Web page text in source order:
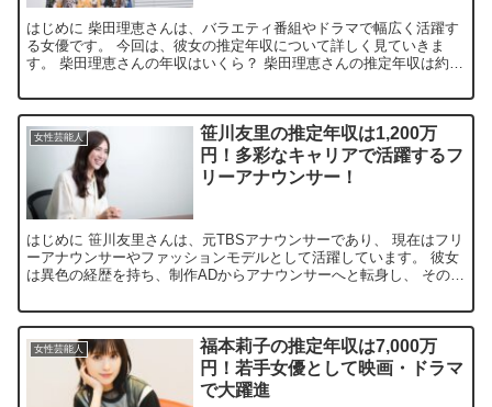
はじめに 柴田理恵さんは、バラエティ番組やドラマで幅広く活躍す
る女優です。 今回は、彼女の推定年収について詳しく見ていきま
す。 柴田理恵さんの年収はいくら？ 柴田理恵さんの推定年収は約
女性芸能人
笹川友里の推定年収は1,200万
円！多彩なキャリアで活躍するフ
リーアナウンサー！
はじめに 笹川友里さんは、元TBSアナウンサーであり、 現在はフリ
ーアナウンサーやファッションモデルとして活躍しています。 彼女
は異色の経歴を持ち、制作ADからアナウンサーへと転身し、 その明
女性芸能人
福本莉子の推定年収は7,000万
円！若手女優として映画・ドラマ
で大躍進